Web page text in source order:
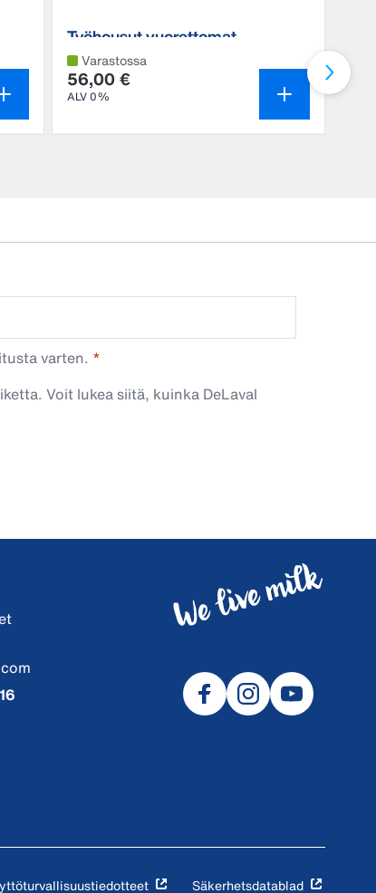
Työhousut vuorettomat
Varastossa
56,00 €
ALV 0%
varten.
Voit lukea siitä, kuinka DeLaval
Säkerhetsdatablad